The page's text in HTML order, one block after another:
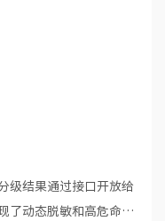
级结果通过接口开放给
了动态脱敏和高危命令